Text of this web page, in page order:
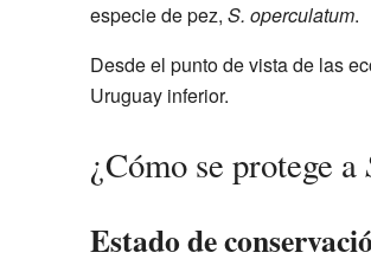
especie de pez, S. operculatum.
Desde el punto de vista de las
Uruguay inferior.
¿Cómo se protege a
Estado de